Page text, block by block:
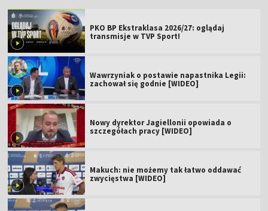
PKO BP Ekstraklasa 2026/27: oglądaj
transmisje w TVP Sport!
Wawrzyniak o postawie napastnika Legii:
zachował się godnie [WIDEO]
Nowy dyrektor Jagiellonii opowiada o
szczegółach pracy [WIDEO]
Makuch: nie możemy tak łatwo oddawać
zwycięstwa [WIDEO]